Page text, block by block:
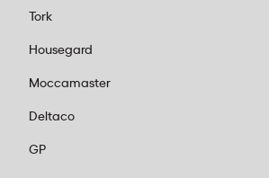
Tork
Housegard
Moccamaster
Deltaco
GP